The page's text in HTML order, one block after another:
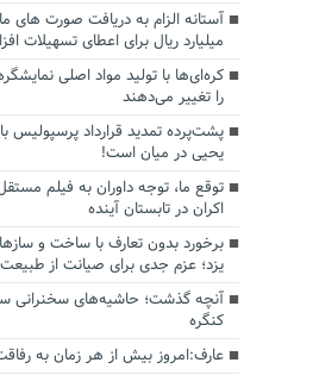
میلیارد ریال برای اعطای تسهیلات
کره‌ای‌ها با تولید مواد اصلی
را تغییر می‌دهند
پشت‌پرده تمدید قرارداد پرسپولیس
یحیی در میان است!
توقع ما، توجه داوران به فیلم
اکران در تابستان آینده
برخورد بدون تعارف با ساخت‌ و
یزد؛ عزم جدی برای صیانت از طبیعت
آنچه گذشت؛ حاشیه‌های سخنرانی
کنگره
عارف:امروز بیش از هر زمان به